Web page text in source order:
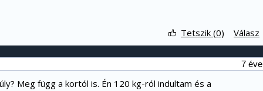
Válasz
Tetszik (0)
7 éve
Meg függ a kortól is. Én 120 kg-ról indultam és a